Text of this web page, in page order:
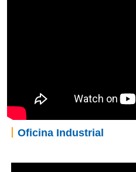
丨Oficina Industrial